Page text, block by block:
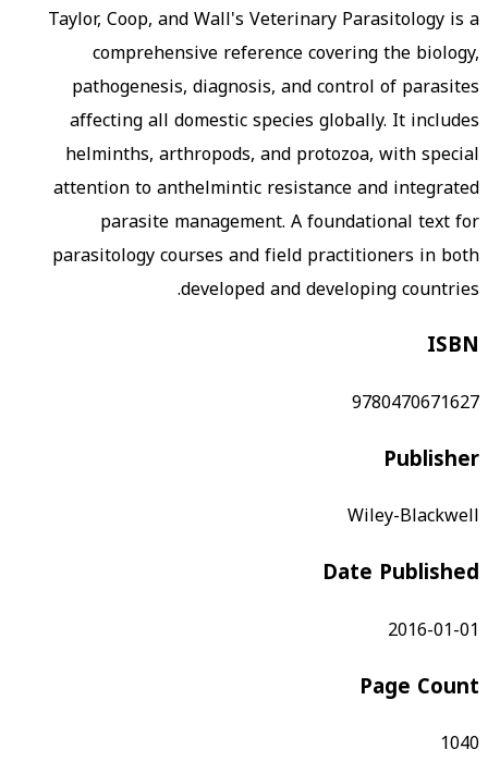
Taylor, Coop, and Wall's Veterinary Parasitology is a
comprehensive reference covering the biology,
pathogenesis, diagnosis, and control of parasites
affecting all domestic species globally. It includes
helminths, arthropods, and protozoa, with special
attention to anthelmintic resistance and integrated
parasite management. A foundational text for
parasitology courses and field practitioners in both
developed and developing countries.
ISBN
9780470671627
Publisher
Wiley-Blackwell
Date Published
2016-01-01
Page Count
1040